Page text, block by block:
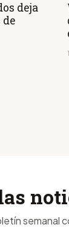
deja
semanal